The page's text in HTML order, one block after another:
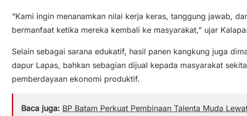
“Kami ingin menanamkan nilai kerja keras, tanggung jawab,
bermanfaat ketika mereka kembali ke masyarakat,” ujar
Selain sebagai sarana edukatif, hasil panen kangkung juga
dapur Lapas, bahkan sebagian dijual kepada masyarakat
pemberdayaan ekonomi produktif.
Baca juga: BP Batam Perkuat Pembinaan Talenta Muda